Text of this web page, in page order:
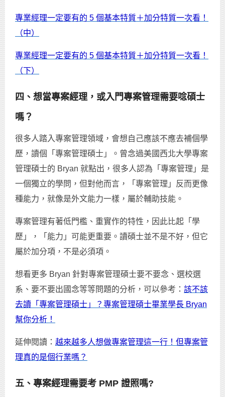
專業經理一定要有的 5 個基本特質＋加分特質一次看！
（中）
專業經理一定要有的 5 個基本特質＋加分特質一次看！
（下）
四、想當專案經理，或入門專案管理需要唸碩士
嗎？
很多人踏入專案管理領域，會想自己應該不應去補個學
歷，讀個「專案管理碩士」。曾念過美國西北大學專案
管理碩士的 Bryan 就點出，很多人認為「專案管理」是
一個獨立的學問，但對他而言，「專案管理」反而更像
種能力，就像是外文能力一樣，屬於輔助技能。
專案管理有著低門檻、重實作的特性，因此比起「學
歷」，「能力」可能更重要。讀碩士並不是不好，但它
屬於加分項，不是必須項。
想看更多 Bryan 針對專案管理碩士要不要念、選校選
系、要不要出國念等等問題的分析，可以參考： 該不該
去讀「專案管理碩士」？專案管理碩士畢業學長 Bryan
幫你分析！
延伸閱讀： 越來越多人想做專案管理這一行！但專案管
理真的是個行業嗎？
五、專案經理需要考 PMP 證照嗎?